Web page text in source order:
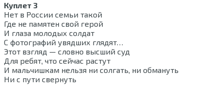
Куплет 3
Нет в России семьи такой
Где не памятен свой герой
И глаза молодых солдат
С фотографий увядших глядят…
Этот взгляд — словно высший суд
Для ребят, что сейчас растут
И мальчишкам нельзя ни солгать, ни обмануть
Ни с пути свернуть